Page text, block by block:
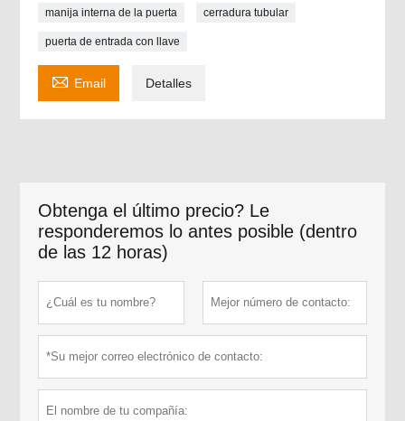
manija interna de la puerta cerradura tubular
puerta de entrada con llave
 Email Detalles
Obtenga el último precio? Le
responderemos lo antes posible (dentro
de las 12 horas)